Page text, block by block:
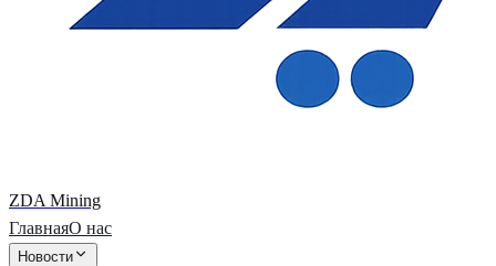
ZDA Mining
ГлавнаяО нас
Новости